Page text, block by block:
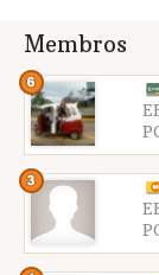
Membros